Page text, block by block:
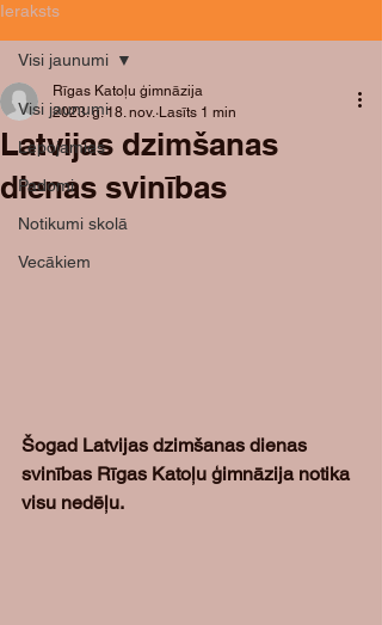
Ieraksts
Visi jaunumi
Lepojamies
Padomi
Notikumi skolā
Vecākiem
Visi jaunumi
Latvijas dzimšanas
dienas svinības
Rīgas Katoļu ģimnāzija
2023. g. 18. nov. Lasīts 1 min
Šogad Latvijas dzimšanas dienas
svinības Rīgas Katoļu ģimnāzija notika
visu nedēļu.